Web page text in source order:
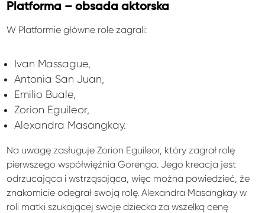
Platforma – obsada aktorska
W Platformie główne role zagrali:
Ivan Massague,
Antonia San Juan,
Emilio Buale,
Zorion Eguileor,
Alexandra Masangkay.
Na uwagę zasługuje Zorion Eguileor, który zagrał rolę
pierwszego współwięźnia Gorenga. Jego kreacja jest
odrzucająca i wstrząsająca, więc można powiedzieć, że
znakomicie odegrał swoją rolę. Alexandra Masangkay w
roli matki szukającej swoje dziecka za wszelką cenę